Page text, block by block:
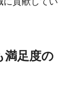
満足度の